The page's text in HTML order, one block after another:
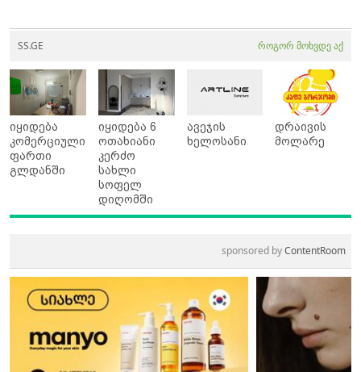
SS.GE როგორ მოხვდე აქ
იყიდება
კომერციული
ფართი
გლდანში
იყიდება 6
ოთახიანი
კერძო
სახლი
სოფელ
დიღომში
ავეჯის
ხელოსანი
დრაივის
მოლარე
sponsored byContentRoom